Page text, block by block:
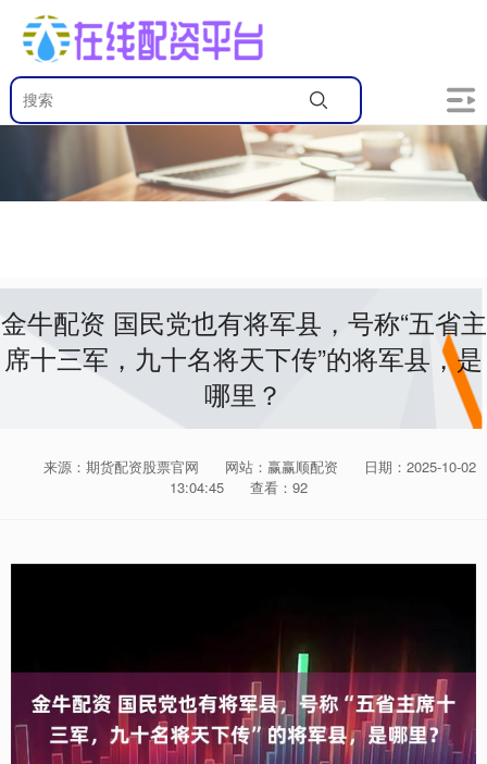
金牛配资 国民党也有将军县，号称“五省主
席十三军，九十名将天下传”的将军县，是
哪里？
来源：期货配资股票官网 网站：赢赢顺配资
日期：2025-10-02
13:04:45
查看：92